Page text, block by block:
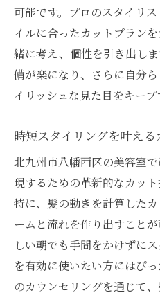
可能です。プロのスタイリ
イルに合ったカットプラン
緒に考え、個性を引き出し
備が楽になり、さらに自分
イリッシュな見た目をキープ
時短スタイリングを叶える
北九州市八幡西区の美容室
現するための革新的なカット
特に、髪の動きを計算した
ームと流れを作り出すこと
しい朝でも手間をかけずに
を有効に使いたい方にはぴ
のカウンセリングを通じて